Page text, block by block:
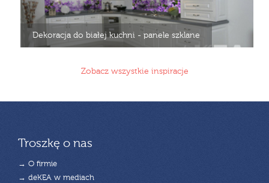
Dekoracja do białej kuchni - panele szklane
Zobacz wszystkie inspiracje
Troszkę o nas
→ O firmie
→ deKEA w mediach